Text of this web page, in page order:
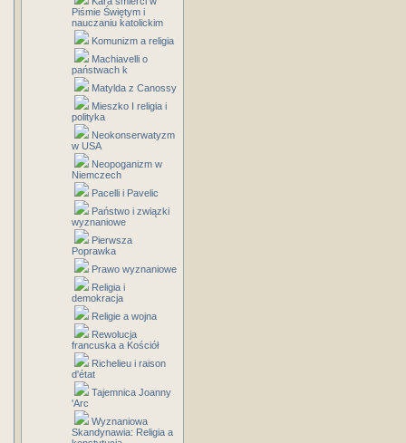
Piśmie Świętym i
nauczaniu katolickim
Komunizm a religia
Machiavelli o
państwach k
Matylda z Canossy
Mieszko I religia i
polityka
Neokonserwatyzm
w USA
Neopoganizm w
Niemczech
Pacelli i Pavelic
Państwo i związki
wyznaniowe
Pierwsza
Poprawka
Prawo wyznaniowe
Religia i
demokracja
Religie a wojna
Rewolucja
francuska a Kościół
Richelieu i raison
d'état
Tajemnica Joanny
'Arc
Wyznaniowa
Skandynawia: Religia a